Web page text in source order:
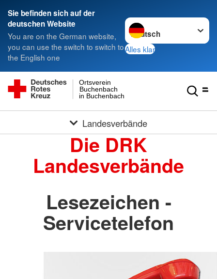
Sie befinden sich auf der
deutschen Website
You are on the German website,
you can use the switch to switch to
the English one
Sprache wechseln zu
Alles klar
in Buchenbach
Buchenbach
Ortsverein
Landesverbände
Die DRK
Landesverbände
Lesezeichen -
Servicetelefon